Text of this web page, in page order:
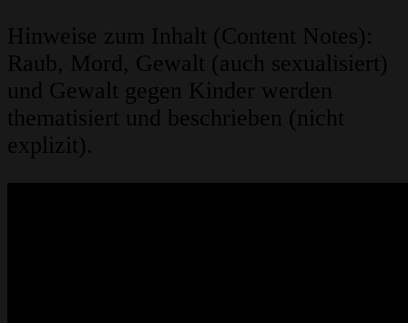
Hinweise zum Inhalt (Content Notes):
Raub, Mord, Gewalt (auch sexualisiert)
und Gewalt gegen Kinder werden
thematisiert und beschrieben (nicht
explizit).